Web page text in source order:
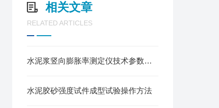
相关文章
RELATED ARTICLES
水泥浆竖向膨胀率测定仪技术参数操作使用
水泥胶砂强度试件成型试验操作方法